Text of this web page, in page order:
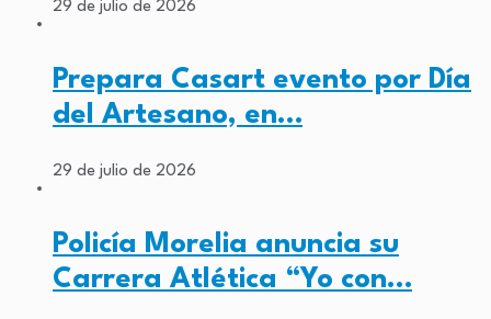
29 de julio de 2026
Prepara Casart evento por Día
del Artesano, en…
29 de julio de 2026
Policía Morelia anuncia su
Carrera Atlética “Yo con…